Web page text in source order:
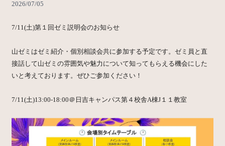
2026/07/05
7/11(土)第１回ゼミ説明会のお知らせ
山ゼミはゼミ紹介・個別相談会共に参加する予定です。ゼミ員と直
接話して山ゼミの雰囲気や魅力について知ってもらえる機会にした
いと考えております。ぜひご参加ください！
7/11(土)13:00-18:00＠日吉キャンパス第４校舎A棟J１１教室